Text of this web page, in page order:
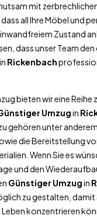
mit
all Ihre Möbel und
Zustand
dass unser Team
Rickenbach
bieten wir eine Reihe
Umzugin
gehören unter
die Bereitstellung
Wenn Sie es
und den
Günstiger Umzugin
zu gestalten, damit
konzentrieren